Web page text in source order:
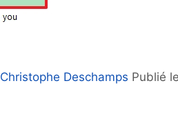
Christophe Deschamps Publié le